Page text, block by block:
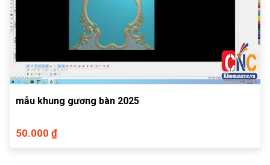
mẫu khung gương bàn 2025
50.000 ₫